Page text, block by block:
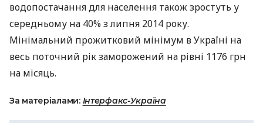
водопостачання для населення також зростуть у
середньому на 40% з липня 2014 року.
Мінімальний прожитковий мінімум в Україні на
весь поточний рік заморожений на рівні 1176 грн
на місяць.
За матеріалами: Інтерфакс-Україна